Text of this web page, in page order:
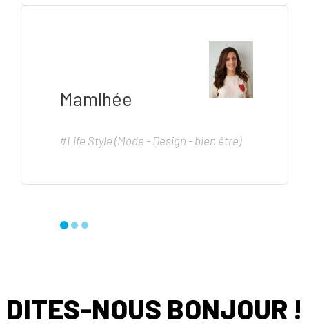
Mamlhée
#Life Style (Mode - Design - bien être)
DITES-NOUS BONJOUR !